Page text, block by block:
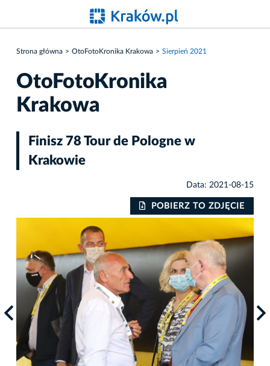
Strona główna OtoFotoKronika Krakowa Sierpień 2021
OtoFotoKronika
Krakowa
Finisz 78 Tour de Pologne w
Krakowie
Data: 2021-08-15
POBIERZ TO ZDJĘCIE